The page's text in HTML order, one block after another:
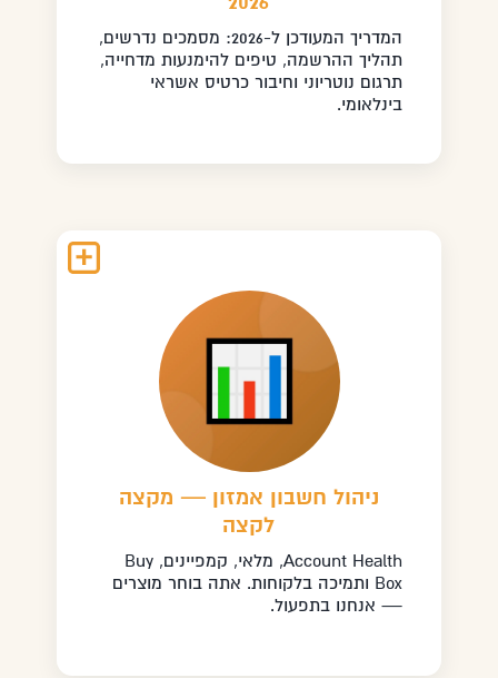
המדריך המעודכן ל-2026: מסמכים נדרשים,
תהליך ההרשמה, טיפים להימנעות מדחייה,
תרגום נוטריוני וחיבור כרטיס אשראי
בינלאומי.
ניהול חשבון אמזון — מקצה
לקצה
Account Health, מלאי, קמפיינים, Buy
Box ותמיכה בלקוחות. אתה בוחר מוצרים
— אנחנו בתפעול.